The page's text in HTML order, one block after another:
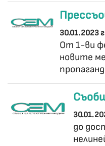
30.01.2023
От 1-ви
новите
до